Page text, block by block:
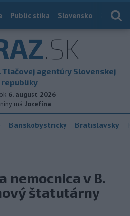
Publicistika Slovensko
.SK
agentúry Slovenskej
republiky
6. august 2026
má Jozefína
Banskobystrický Bratislavský
nemocnica v B.
štatutárny